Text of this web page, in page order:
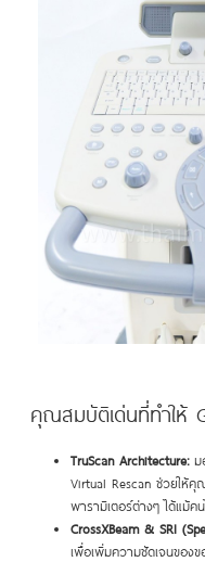
คุณสมบัติเด่นที่ทำให้
TruScan Architecture:ม
Virtual Rescan ช่วยให้
พารามิเตอร์ต่างๆ ได้แม้ค
CrossXBeam & SRI
เพื่อเพิ่มความชัดเจนของ